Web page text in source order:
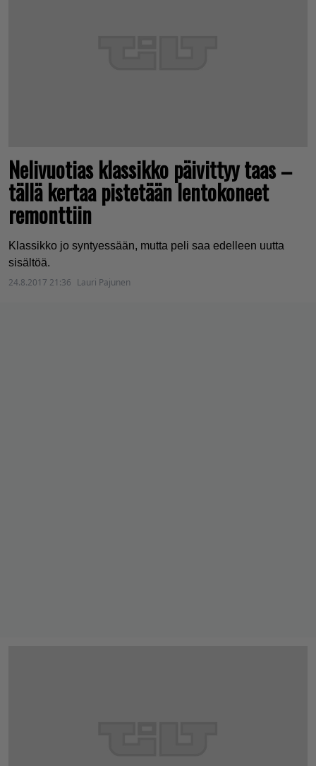
Nelivuotias klassikko päivittyy taas –
tällä kertaa pistetään lentokoneet
remonttiin
Klassikko jo syntyessään, mutta peli saa edelleen uutta
sisältöä.
24.8.2017 21:36 Lauri Pajunen